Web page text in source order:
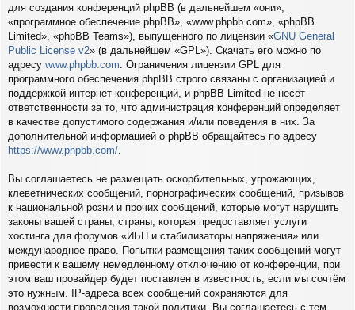
для создания конференций phpBB (в дальнейшем «они»,
«программное обеспечение phpBB», «www.phpbb.com», «phpBB
Limited», «phpBB Teams»), выпущенного по лицензии «GNU General
Public License v2» (в дальнейшем «GPL»). Скачать его можно по
адресу www.phpbb.com . Ограничения лицензии GPL для
программного обеспечения phpBB строго связаны с организацией и
поддержкой интернет-конференций, и phpBB Limited не несёт
ответственности за то, что администрация конференций определяет
в качестве допустимого содержания и/или поведения в них. За
дополнительной информацией о phpBB обращайтесь по адресу
https://www.phpbb.com/
Вы соглашаетесь не размещать оскорбительных, угрожающих,
клеветнических сообщений, порнографических сообщений, призывов
к национальной розни и прочих сообщений, которые могут нарушить
законы вашей страны, страны, которая предоставляет услуги
хостинга для форумов «ИБП и стабилизаторы напряжения» или
международное право. Попытки размещения таких сообщений могут
привести к вашему немедленному отключению от конференции, при
этом ваш провайдер будет поставлен в известность, если мы сочтём
это нужным. IP-адреса всех сообщений сохраняются для
возможности проведения такой политики. Вы соглашаетесь с тем,